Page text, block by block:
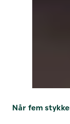
Når fem